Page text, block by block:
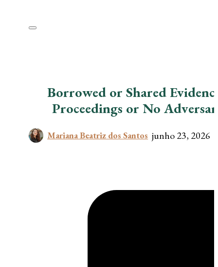
Borrowed or Shared
Proceedings or No
Mariana Beatriz dos Santos junho 23, 2026